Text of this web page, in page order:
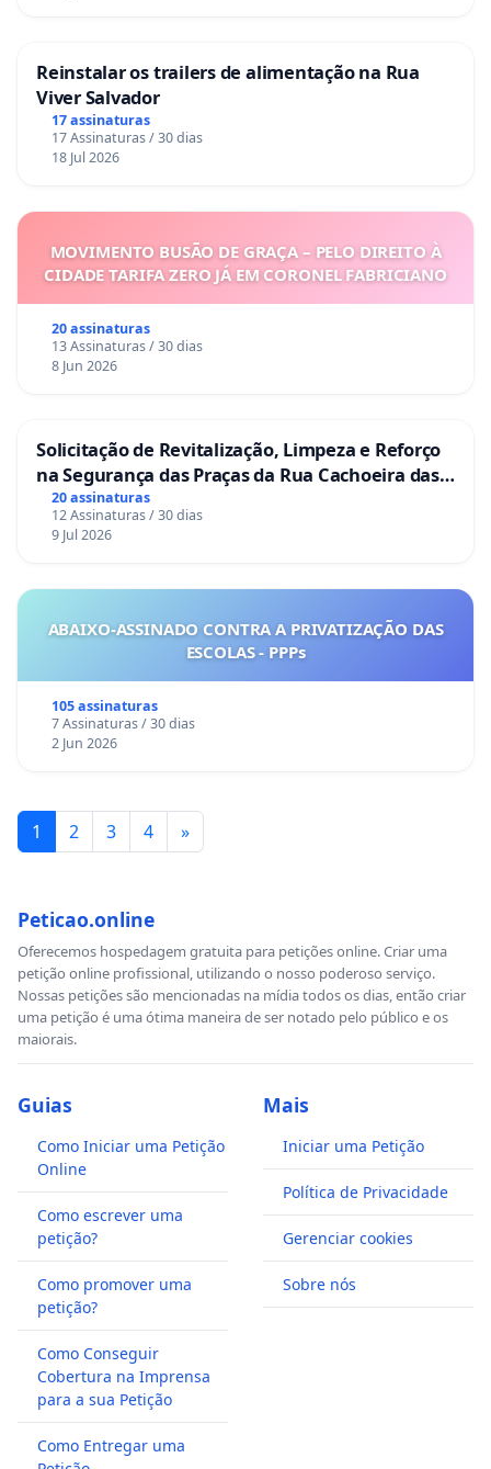
Reinstalar os trailers de alimentação na Rua
Viver Salvador
17 assinaturas
17 Assinaturas / 30 dias
18 Jul 2026
MOVIMENTO BUSÃO DE GRAÇA – PELO DIREITO À
CIDADE TARIFA ZERO JÁ EM CORONEL FABRICIANO
20 assinaturas
13 Assinaturas / 30 dias
8 Jun 2026
Solicitação de Revitalização, Limpeza e Reforço
na Segurança das Praças da Rua Cachoeira das
Sete Ilhas
20 assinaturas
12 Assinaturas / 30 dias
9 Jul 2026
ABAIXO-ASSINADO CONTRA A PRIVATIZAÇÃO DAS
ESCOLAS - PPPs
105 assinaturas
7 Assinaturas / 30 dias
2 Jun 2026
1 2 3 4 »
Peticao.online
Oferecemos hospedagem gratuita para petições online. Criar uma
petição online profissional, utilizando o nosso poderoso serviço.
Nossas petições são mencionadas na mídia todos os dias, então criar
uma petição é uma ótima maneira de ser notado pelo público e os
maiorais.
Guias
Como Iniciar uma Petição
Online
Como escrever uma
petição?
Como promover uma
petição?
Como Conseguir
Cobertura na Imprensa
para a sua Petição
Como Entregar uma
Mais
Iniciar uma Petição
Política de Privacidade
Gerenciar cookies
Sobre nós